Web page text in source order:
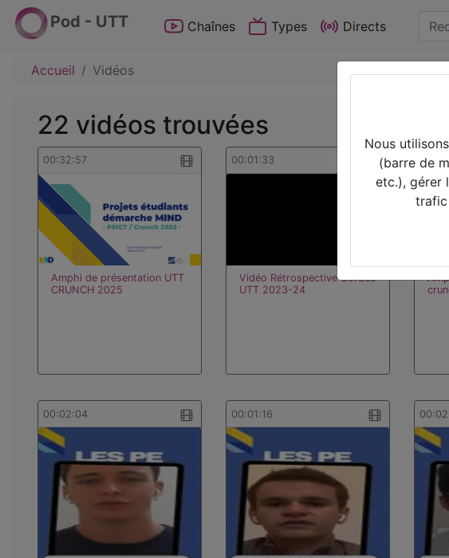
Pod - UTT Chaînes Types Directs
Accueil Vidéos
22 vidéos trouvées
00:32:57
Amphi de présentation UTT
CRUNCH 2025
00:01:33
Vidéo Rétrospective Cordée
UTT 2023-24
00:02:04 00:01:16
Nous
(barre de
etc.), gérer
trafic